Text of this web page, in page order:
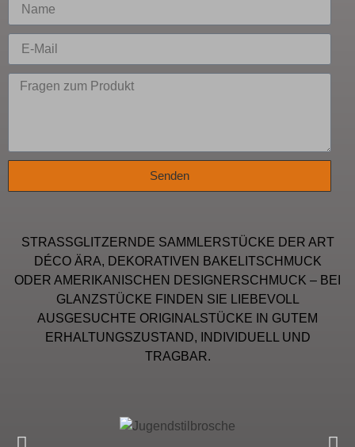
Senden
STRASSGLITZERNDE SAMMLERSTÜCKE DER ART
DÉCO ÄRA, DEKORATIVEN BAKELITSCHMUCK
ODER AMERIKANISCHEN DESIGNERSCHMUCK – BEI
GLANZSTÜCKE FINDEN SIE LIEBEVOLL
AUSGESUCHTE ORIGINALSTÜCKE IN GUTEM
ERHALTUNGSZUSTAND, INDIVIDUELL UND
TRAGBAR.